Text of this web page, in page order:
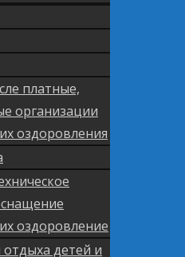
платные,
организации
оздоровления
оздоровление
детей и